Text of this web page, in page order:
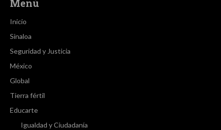
Menú
Inicio
Sinaloa
Seguridad y Justicia
México
Global
Tierra fértil
Educarte
Igualdad y Ciudadanía